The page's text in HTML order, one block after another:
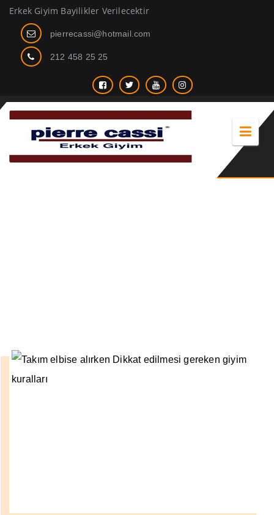
Erkek Giyim Bayilikler Verilecektir
pierrecassi@hotmail.com
212 458 25 25